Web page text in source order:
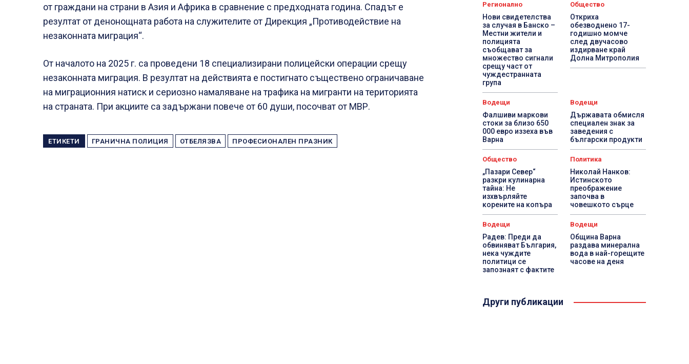
от граждани на страни в Азия и Африка в сравнение с предходната година. Спадът е
резултат от денонощната работа на служителите от Дирекция „Противодействие на
незаконната миграция“.
От началото на 2025 г. са проведени 18 специализирани полицейски операции срещу
незаконната миграция. В резултат на действията е постигнато съществено ограничаване
на миграционния натиск и сериозно намаляване на трафика на мигранти на територията
на страната. При акциите са задържани повече от 60 души, посочват от МВР.
ЕТИКЕТИ ГРАНИЧНА ПОЛИЦИЯ ОТБЕЛЯЗВА ПРОФЕСИОНАЛЕН ПРАЗНИК
Регионално
Нови свидетелства
за случая в Банско –
Местни жители и
полицията
съобщават за
множество сигнали
срещу част от
чуждестранната
група
Общество
Откриха
обезводнено 17-
годишно момче
след двучасово
издирване край
Долна Митрополия
Водещи
Фалшиви маркови
стоки за близо 650
000 евро иззеха във
Варна
Водещи
Държавата обмисля
специален знак за
заведения с
български продукти
Общество
„Пазари Север“
разкри кулинарна
тайна: Не
изхвърляйте
корените на копъра
Политика
Николай Нанков:
Истинското
преображение
започва в
човешкото сърце
Водещи
Радев: Преди да
обвиняват България,
нека чуждите
политици се
запознаят с фактите
Водещи
Община Варна
раздава минерална
вода в най-горещите
часове на деня
Други публикации